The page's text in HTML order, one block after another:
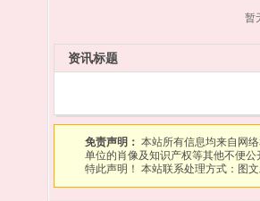
暂
资讯标题
免责声明： 本站所有信息均来自网
单位的肖像及知识产权等其他不便
特此声明！ 本站联系处理方式：图